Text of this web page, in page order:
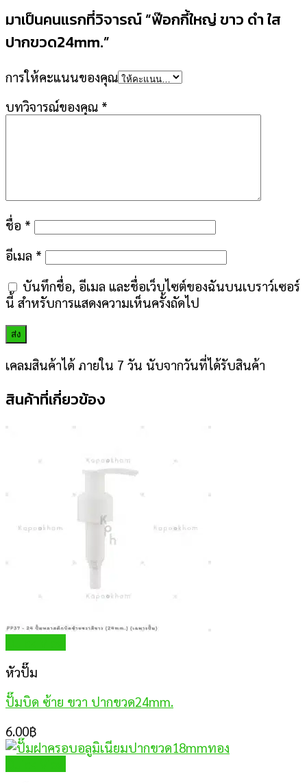
มาเป็นคนแรกที่วิจารณ์ “ฟ๊อกกี้ใหญ่ ขาว ดำ ใส
ปากขวด24mm.”
การให้คะแนนของคุณ
บทวิจารณ์ของคุณ *
ชื่อ *
อีเมล *
บันทึกชื่อ, อีเมล และชื่อเว็บไซต์ของฉันบนเบราว์เซอร์
นี้ สำหรับการแสดงความเห็นครั้งถัดไป
เคลมสินค้าได้ ภายใน 7 วัน นับจากวันที่ได้รับสินค้า
สินค้าที่เกี่ยวข้อง
หัวปั๊ม
ปั๊มบิด ซ้าย ขวา ปากขวด24mm.
6.00฿